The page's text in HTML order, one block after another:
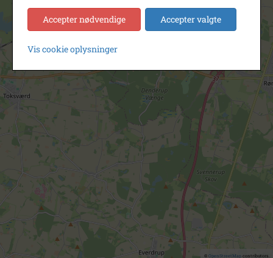
© OpenStreetMapcontributors.
Accepter nødvendige Accepter valgte
Vis cookie oplysninger